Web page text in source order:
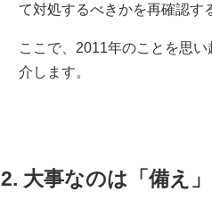
て対処するべきかを再確認す
ここで、2011年のことを思
介します。
2. 大事なのは「備え」